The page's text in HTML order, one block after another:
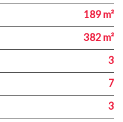
189 m²
382 m²
3
7
3